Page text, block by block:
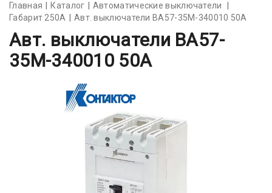
Главная Каталог
Автоматические выключатели
Габарит 250А
Авт. выключатели ВА57-35M-340010 50А
Авт. выключатели ВА57-
35M-340010 50А